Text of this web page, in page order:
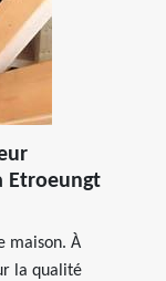
Etroeungt
maison. À
la qualité